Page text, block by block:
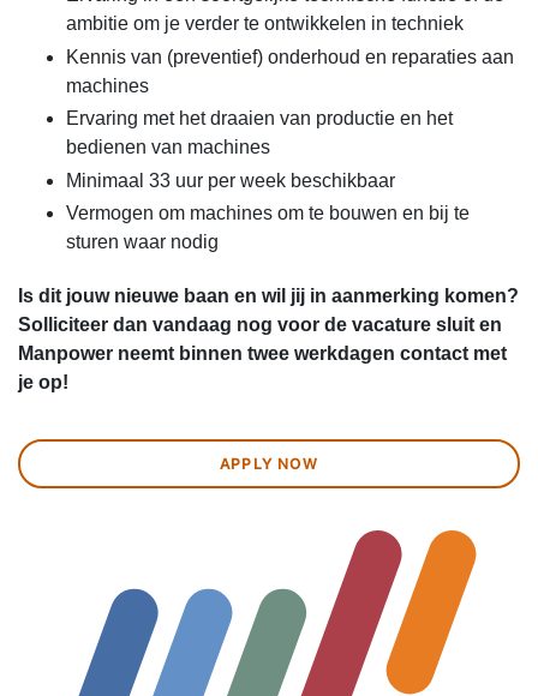
ambitie om je verder te ontwikkelen in techniek
Kennis van (preventief) onderhoud en reparaties aan
machines
Ervaring met het draaien van productie en het
bedienen van machines
Minimaal 33 uur per week beschikbaar
Vermogen om machines om te bouwen en bij te
sturen waar nodig
Is dit jouw nieuwe baan en wil jij in aanmerking komen?
Solliciteer dan vandaag nog voor de vacature sluit en
Manpower neemt binnen twee werkdagen contact met
je op!
APPLY NOW